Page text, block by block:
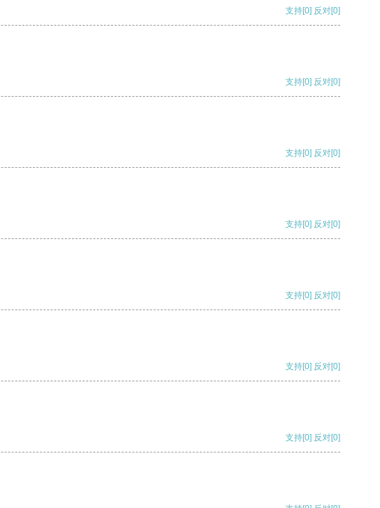
支持[0] 反对[0]
支持[0] 反对[0]
支持[0] 反对[0]
支持[0] 反对[0]
支持[0] 反对[0]
支持[0] 反对[0]
支持[0] 反对[0]